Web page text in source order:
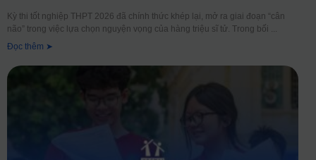
Kỳ thi tốt nghiệp THPT 2026 đã chính thức khép lại, mở ra giai đoạn “cân
não” trong việc lựa chọn nguyện vọng của hàng triệu sĩ tử. Trong bối
Đọc thêm ➤